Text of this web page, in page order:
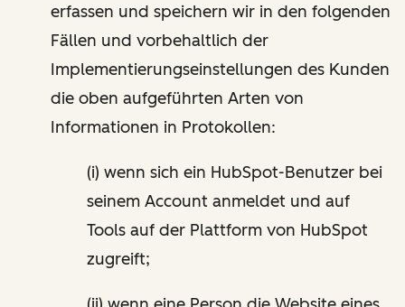
erfassen und speichern wir in den folgenden
Fällen und vorbehaltlich der
Implementierungseinstellungen des Kunden
die oben aufgeführten Arten von
Informationen in Protokollen:
(i) wenn sich ein HubSpot-Benutzer bei
seinem Account anmeldet und auf
Tools auf der Plattform von HubSpot
zugreift;